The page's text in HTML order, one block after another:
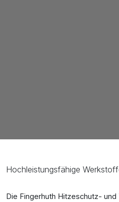
Hochleistungsfähige
Die Fingerhuth Hitzeschutz-